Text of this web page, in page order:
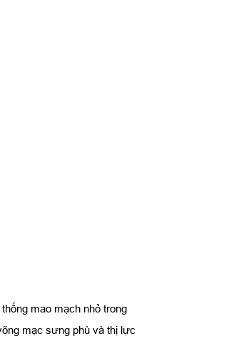
mao mạch nhỏ trong
mạc sưng phù và thị lực